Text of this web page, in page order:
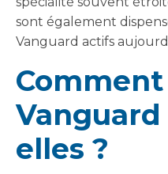
sont également
Vanguard actifs
elles ?